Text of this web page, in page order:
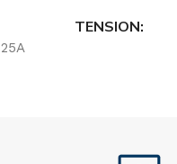
25A
TENSION